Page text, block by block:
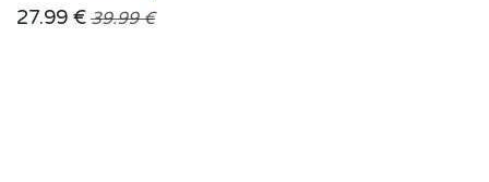
27.99 € 39.99€